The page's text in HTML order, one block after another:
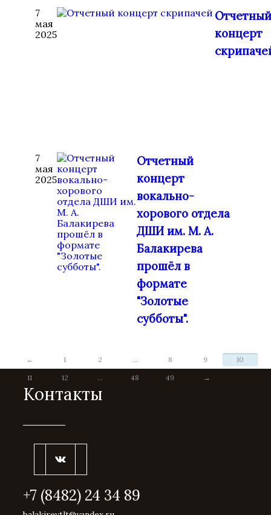
7
мая
2025
Отчетный
концерт
7
мая
2025
Отчетный
концерт
вокально-
хорового отдела
ДШИ им. М. А.
Балакирева
прошёл в
формате
"Золотые
субботы".
← 1 2 ... 8 9
10
11
12 ... 48 49 →
Контакты
+7 (8482) 24 34 89